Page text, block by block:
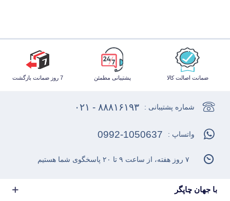
ضمانت اصالت کالا پشتیبانی مطمئن 7 روز ضمانت بازگشت
با جهان چاپگر
شماره پشتیبانی : ۸۸۸۱۶۱۹۳ - ۰۲۱
واتساپ : 0992-1050637
۷ روز هفته، از ساعت ۹ تا ۲۰ پاسخگوی شما هستیم